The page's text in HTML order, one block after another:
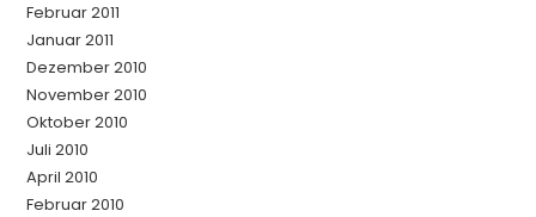
Februar 2011
Januar 2011
Dezember 2010
November 2010
Oktober 2010
Juli 2010
April 2010
Februar 2010